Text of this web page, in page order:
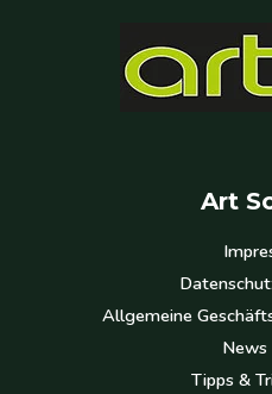
Art
Allgemeine
Tipps &